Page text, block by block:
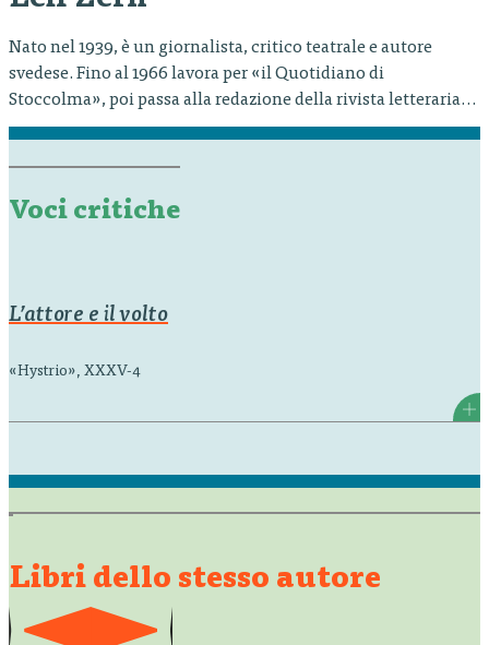
Nato nel 1939, è un giornalista, critico teatrale e autore
svedese. Fino al 1966 lavora per «il Quotidiano di
Stoccolma», poi passa alla redazione della rivista letteraria
«Blm». Nel 1968 diventa critico teatrale del più importante
Voci critiche
L’attore e il volto
«Hystrio», XXXV-4
Libri dello stesso autore